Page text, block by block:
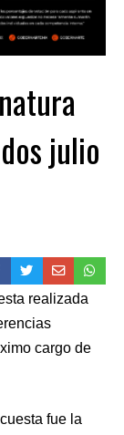
julio
realizada
cargo de
fue la